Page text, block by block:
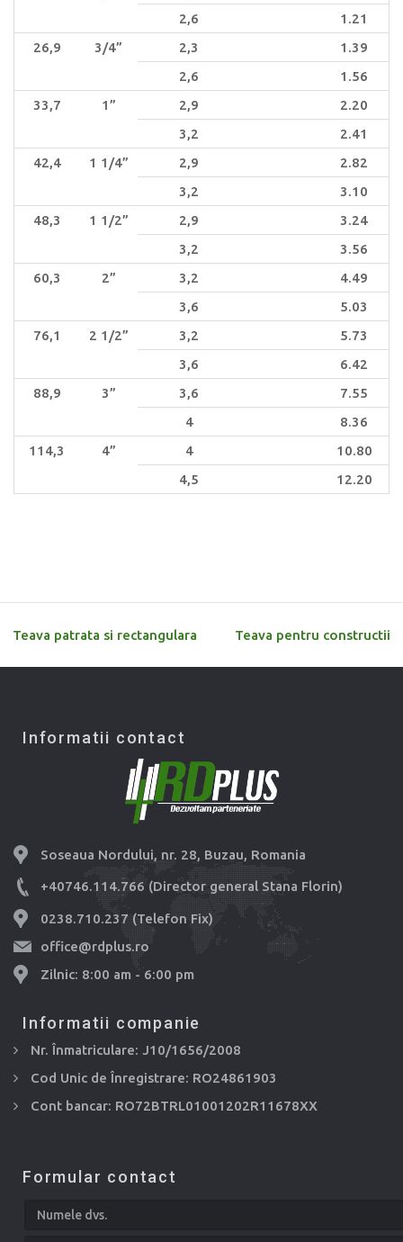
2,6
1.21
26,9
3/4” 2,3
1.39
2,6
1.56
33,7
1” 2,9
2.20
3,2
2.41
42,4
1 1/4” 2,9
2.82
3,2
3.10
48,3
1 1/2” 2,9
3.24
3,2
3.56
60,3
2” 3,2
4.49
3,6
5.03
76,1
2 1/2” 3,2
5.73
3,6
6.42
88,9
3” 3,6
7.55
4
8.36
114,3
4” 4
10.80
4,5
12.20
Teava patrata si rectangulara Teava pentru constructii
Informatii contact
Soseaua Nordului, nr. 28, Buzau, Romania
+40746.114.766 (Director general Stana Florin)
0238.710.237 (Telefon Fix)
office@rdplus.ro
Zilnic: 8:00 am - 6:00 pm
Informatii companie
Nr. Înmatriculare: J10/1656/2008
Cod Unic de Înregistrare: RO24861903
Cont bancar: RO72BTRL01001202R11678XX
Formular contact